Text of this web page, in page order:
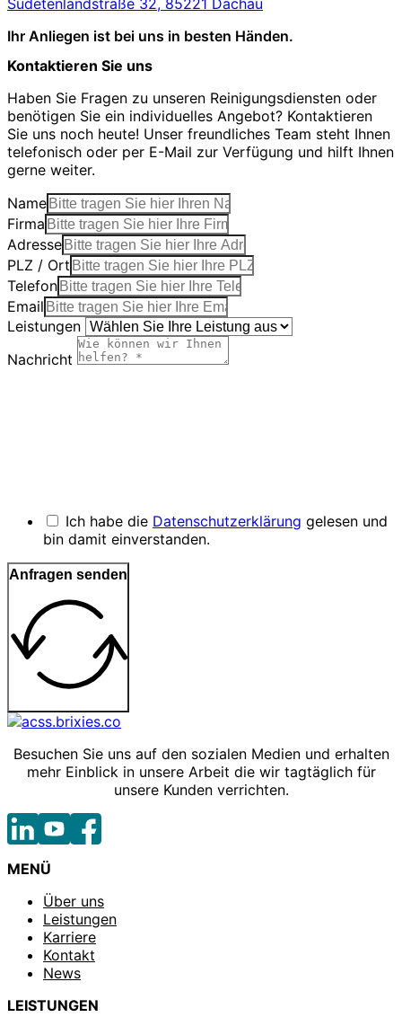
Ihr Anliegen ist bei uns in besten Händen.
Kontaktieren Sie uns
Haben Sie Fragen zu unseren Reinigungsdiensten oder
benötigen Sie ein individuelles Angebot? Kontaktieren
Sie uns noch heute! Unser freundliches Team steht Ihnen
telefonisch oder per E-Mail zur Verfügung und hilft Ihnen
gerne weiter.
Name
Firma
Adresse
PLZ / Ort
Telefon
Email
Leistungen
Nachricht
Ich habe die Datenschutzerklärung gelesen und
bin damit einverstanden.
Anfragen senden
Besuchen Sie uns auf den sozialen Medien und erhalten
mehr Einblick in unsere Arbeit die wir tagtäglich für
unsere Kunden verrichten.
MENÜ
Über uns
Leistungen
Karriere
Kontakt
News
LEISTUNGEN